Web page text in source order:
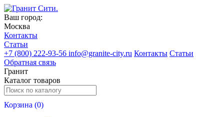
Ваш город:
Москва
Контакты
Статьи
+7 (800) 222-93-56 info@granite-city.ru Контакты Статьи
Обратная связь
Гранит
Каталог товаров
Корзина (0)